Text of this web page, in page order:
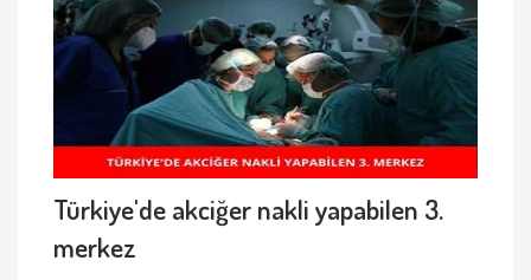
Türkiye'de akciğer nakli yapabilen 3.
merkez